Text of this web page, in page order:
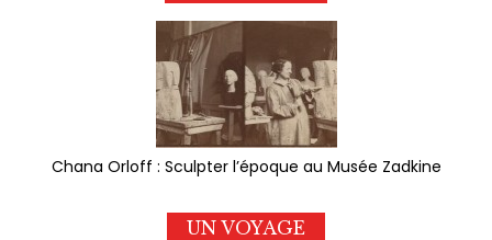
Chana Orloff : Sculpter l’époque au Musée Zadkine
UN VOYAGE